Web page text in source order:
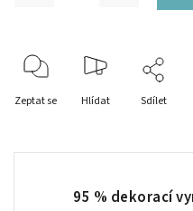
Zeptat se Hlídat Sdílet
95 % dekorací